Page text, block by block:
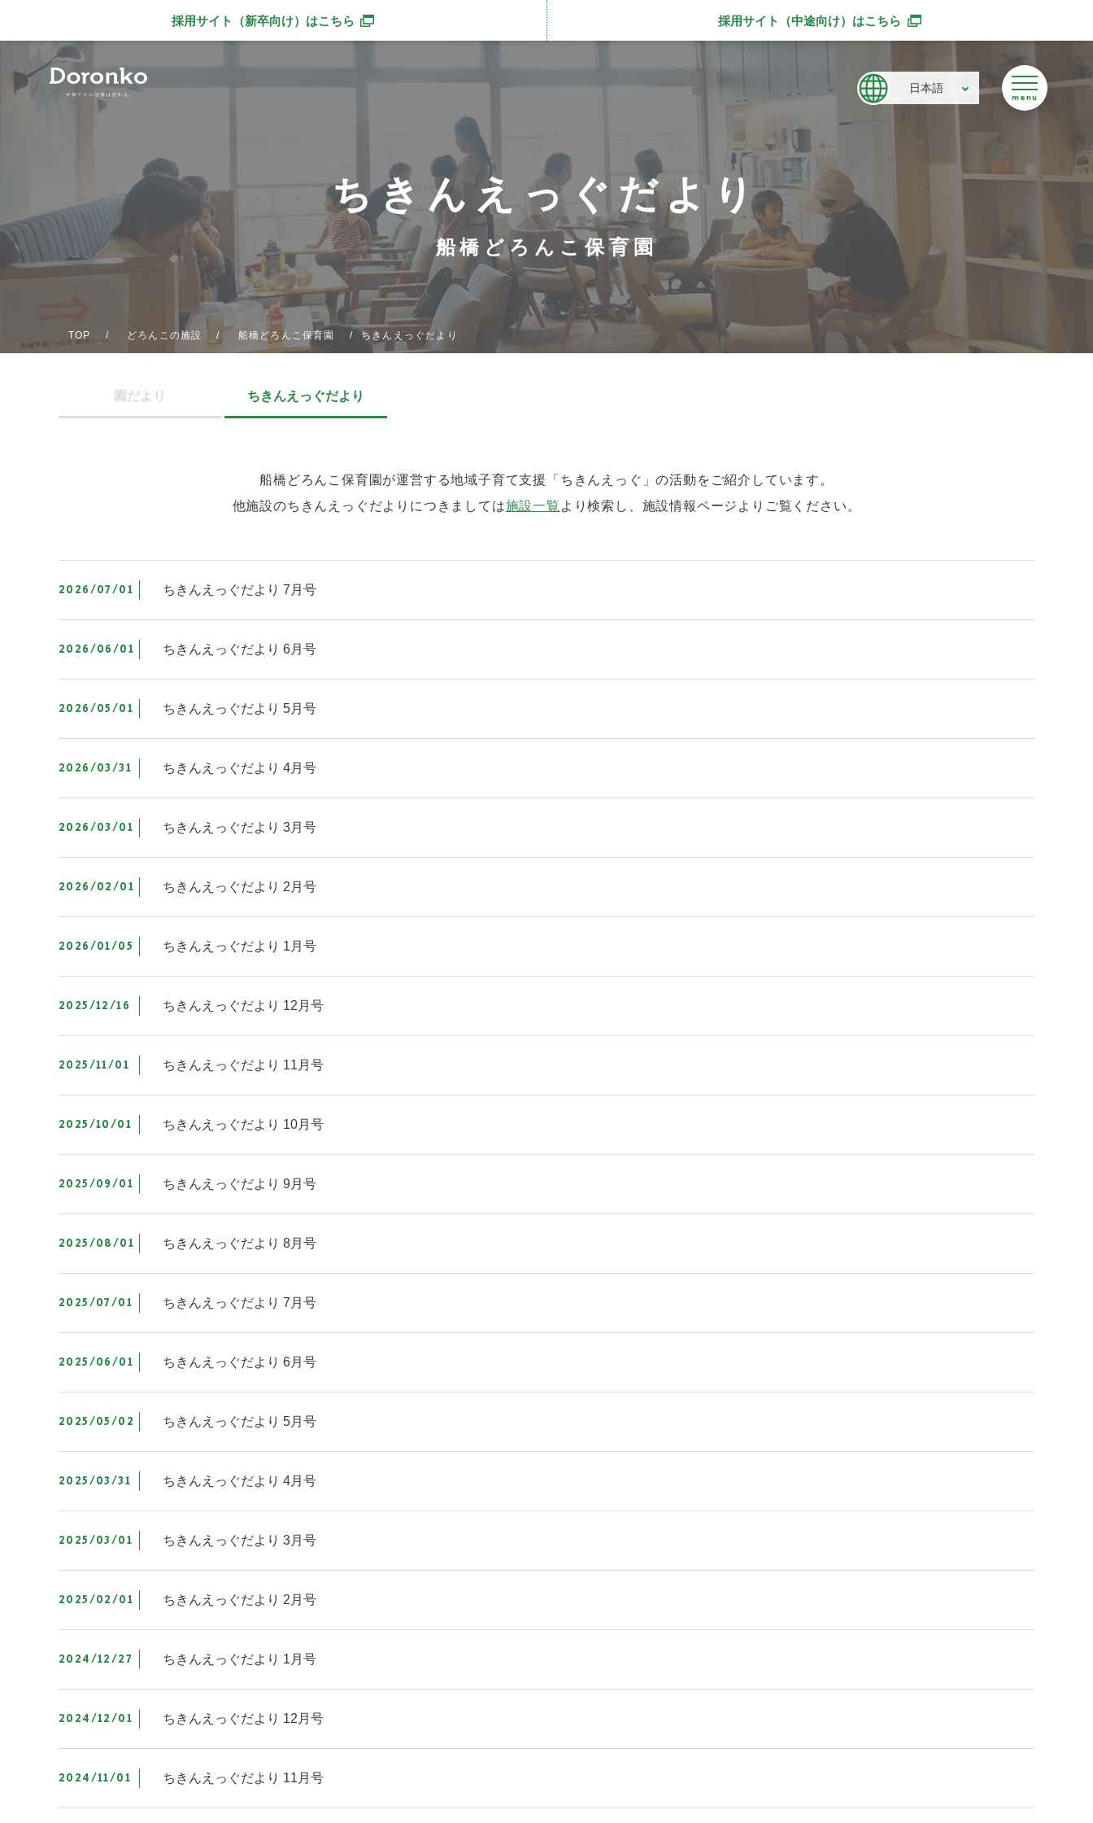
採用サイト（新卒向け） はこちら
別ウィンドウで開きます 採用サイト（中途向け） はこちら
別ウィンドウで開きます
日本語
ちきんえっぐだより
船橋どろんこ保育園
TOP どろんこの施設 船橋どろんこ保育園 ちきんえっぐだより
園だより ちきんえっぐだより
船橋どろんこ保育園が運営する地域子育て支援「ちきんえっぐ」の活動をご紹介しています。
他施設のちきんえっぐだよりにつきましては施設一覧 より検索し、施設情報ページよりご覧ください。
2026/07/01 ちきんえっぐだより 7月号
2026/06/01 ちきんえっぐだより 6月号
2026/05/01 ちきんえっぐだより 5月号
2026/03/31 ちきんえっぐだより 4月号
2026/03/01 ちきんえっぐだより 3月号
2026/02/01 ちきんえっぐだより 2月号
2026/01/05 ちきんえっぐだより 1月号
2025/12/16 ちきんえっぐだより 12月号
2025/11/01 ちきんえっぐだより 11月号
2025/10/01 ちきんえっぐだより 10月号
2025/09/01 ちきんえっぐだより 9月号
2025/08/01 ちきんえっぐだより 8月号
2025/07/01 ちきんえっぐだより 7月号
2025/06/01 ちきんえっぐだより 6月号
2025/05/02 ちきんえっぐだより 5月号
2025/03/31 ちきんえっぐだより 4月号
2025/03/01 ちきんえっぐだより 3月号
2025/02/01 ちきんえっぐだより 2月号
2024/12/27 ちきんえっぐだより 1月号
2024/12/01 ちきんえっぐだより 12月号
2024/11/01 ちきんえっぐだより 11月号